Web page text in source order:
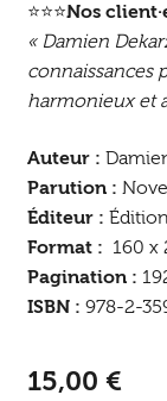
⭐⭐⭐Nos
« Damien
connaissances
harmonieux et
Auteur :
Parution :
Éditeur :
Format : 160 x
Pagination :
ISBN : 978-2-
15,00 €